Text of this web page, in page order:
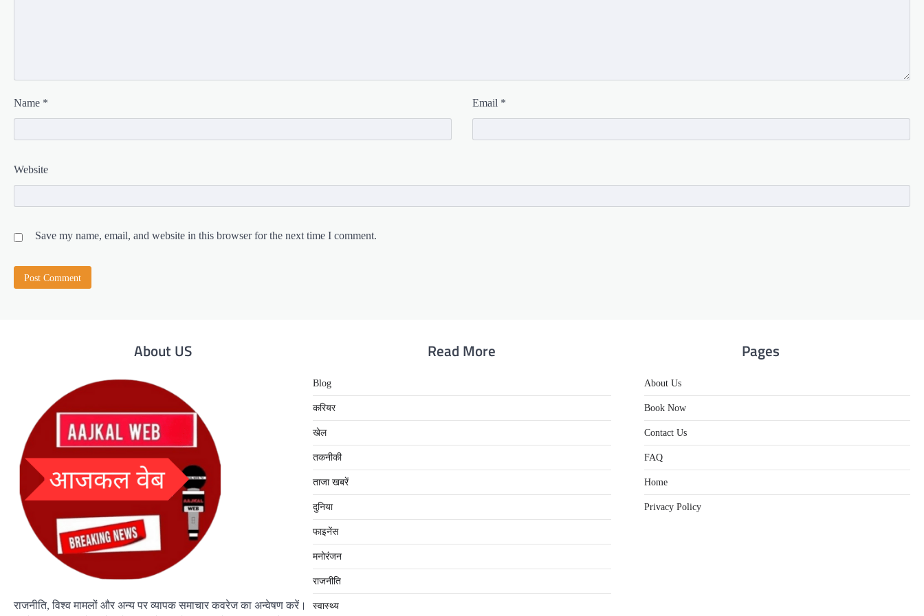
Name * Email *
Website
Save my name, email, and website in this browser for the next time I comment.
About US
राजनीति, विश्व मामलों और अन्य पर व्यापक समाचार कवरेज का अन्वेषण करें।
Read More
Blog
करियर
खेल
तकनीकी
ताजा खबरें
दुनिया
फाइनेंस
मनोरंजन
राजनीति
स्वास्थ्य
Pages
About Us
Book Now
Contact Us
FAQ
Home
Privacy Policy